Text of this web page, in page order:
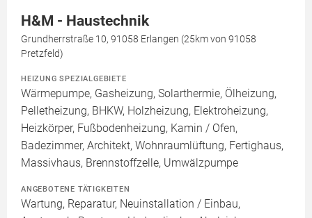
H&M - Haustechnik
Grundherrstraße 10, 91058 Erlangen (25km von 91058
Pretzfeld)
HEIZUNG SPEZIALGEBIETE
Wärmepumpe, Gasheizung, Solarthermie, Ölheizung,
Pelletheizung, BHKW, Holzheizung, Elektroheizung,
Heizkörper, Fußbodenheizung, Kamin / Ofen,
Badezimmer, Architekt, Wohnraumlüftung, Fertighaus,
Massivhaus, Brennstoffzelle, Umwälzpumpe
ANGEBOTENE TÄTIGKEITEN
Wartung, Reparatur, Neuinstallation / Einbau,